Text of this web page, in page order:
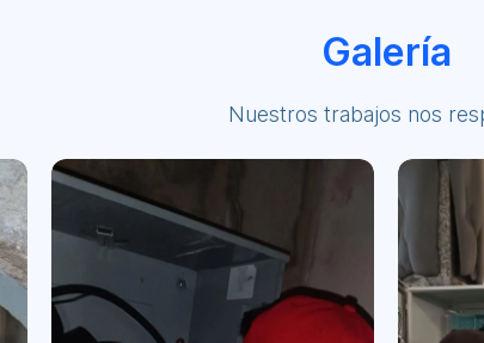
Galería
Nuestros trabajos nos